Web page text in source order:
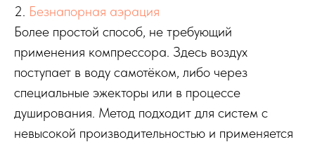
2. Безнапорная аэрация
Более простой способ, не требующий
применения компрессора. Здесь воздух
поступает в воду самотёком, либо через
специальные эжекторы или в процессе
душирования. Метод подходит для систем с
невысокой производительностью и применяется